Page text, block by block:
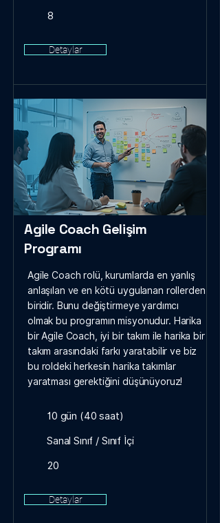
8
Detaylar
Agile Coach Gelişim
Programı
Agile Coach rolü, kurumlarda en yanlış
anlaşılan ve en kötü uygulanan rollerden
biridir. Bunu değiştirmeye yardımcı
olmak bu programın misyonudur. Harika
bir Agile Coach, iyi bir takım ile harika bir
takım arasındaki farkı yaratabilir ve biz
bu roldeki herkesin harika takımlar
yaratması gerektiğini düşünüyoruz!
10 gün (40 saat)
Sanal Sınıf / Sınıf İçi
20
Detaylar